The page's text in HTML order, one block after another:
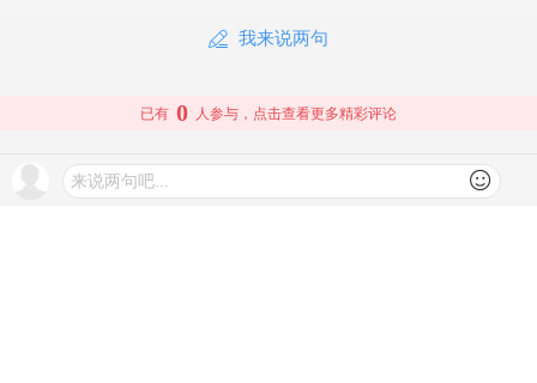
我来说两句
来说两句吧...
已有 0 人参与，点击查看更多精彩评论
下载安装手机客户端